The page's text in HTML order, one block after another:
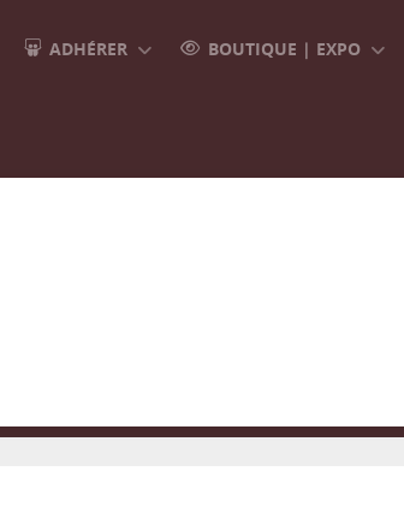
ADHÉRER BOUTIQUE | EXPO